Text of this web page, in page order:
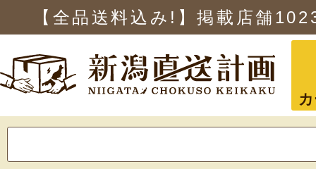
【全品送料込み!】掲載店舗
索: